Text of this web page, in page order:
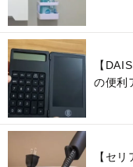
【
の便利
【セ